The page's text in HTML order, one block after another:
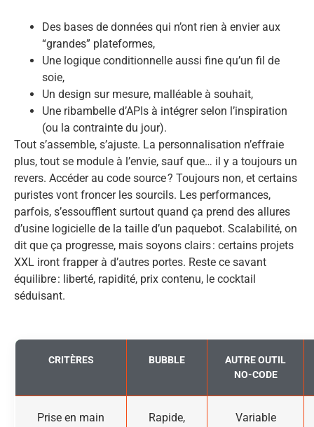
Des bases de données qui n’ont rien à envier aux
“grandes” plateformes,
Une logique conditionnelle aussi fine qu’un fil de
soie,
Un design sur mesure, malléable à souhait,
Une ribambelle d’APIs à intégrer selon l’inspiration
(ou la contrainte du jour).
Tout s’assemble, s’ajuste. La personnalisation n’effraie
plus, tout se module à l’envie, sauf que… il y a toujours un
revers. Accéder au code source ? Toujours non, et certains
puristes vont froncer les sourcils. Les performances,
parfois, s’essoufflent surtout quand ça prend des allures
d’usine logicielle de la taille d’un paquebot. Scalabilité, on
dit que ça progresse, mais soyons clairs : certains projets
XXL iront frapper à d’autres portes. Reste ce savant
équilibre : liberté, rapidité, prix contenu, le cocktail
séduisant.
CRITÈRES BUBBLE
AUTRE OUTIL
NO-CODE
Prise en main
Rapide,
Variable